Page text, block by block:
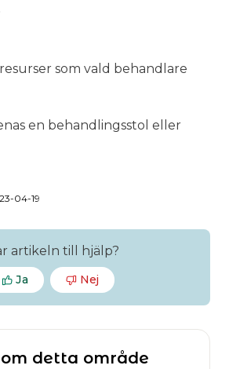
som vald behandlare
en behandlingsstol eller
04-19
artikeln till hjälp?
Nej
Ja
detta område